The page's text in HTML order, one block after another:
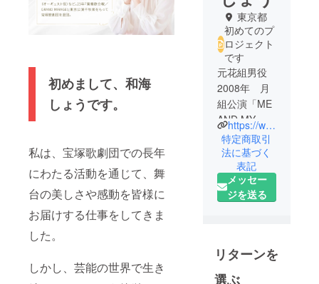
初めまして、和海
しょうです。
私は、宝塚歌劇団での長年
にわたる活動を通じて、舞
台の美しさや感動を皆様に
お届けする仕事をしてきま
した。
しかし、芸能の世界で生き
東京都
初めてのプ
ロジェクト
です
元花組男役
2008年 月
組公演「ME
AND MY
GIRL」初舞
台
2023年 花
組公演「鴛
鴦歌合戦／
京公演千秋
楽をもっ
て、宝塚歌
https://www.instagram.com/sho_kazumi_official/
特定商取引
法に基づく
表記
メッセー
ジを送る
リターンを
選ぶ